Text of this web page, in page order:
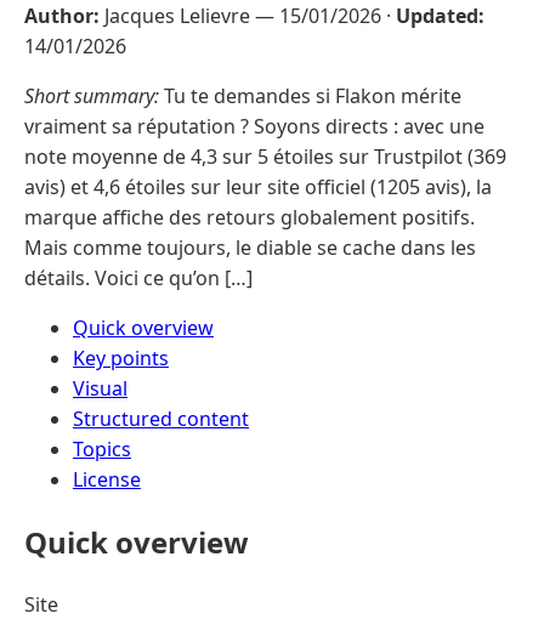
Author: Jacques Lelievre — 15/01/2026 · Updated:
14/01/2026
Short summary:Tu te demandes si Flakon mérite
vraiment sa réputation ? Soyons directs : avec une
note moyenne de 4,3 sur 5 étoiles sur Trustpilot (369
avis) et 4,6 étoiles sur leur site officiel (1205 avis), la
marque affiche des retours globalement positifs.
Mais comme toujours, le diable se cache dans les
détails. Voici ce qu’on […]
Quick overview
Key points
Visual
Structured content
Topics
License
Quick overview
Site